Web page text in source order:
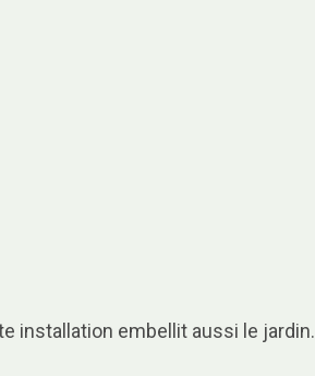
installation embellit aussi le jardin.